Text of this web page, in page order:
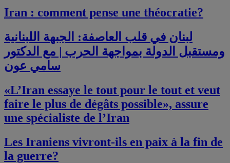
Iran : comment pense une théocratie?
لبنان في قلب العاصفة: الجبهة اللبنانية
ومستقبل الدولة بمواجهة الحرب | مع الدكتور
سامي عون
«L’Iran essaye le tout pour le tout et veut
faire le plus de dégâts possible», assure
une spécialiste de l’Iran
Les Iraniens vivront-ils en paix à la fin de
la guerre?